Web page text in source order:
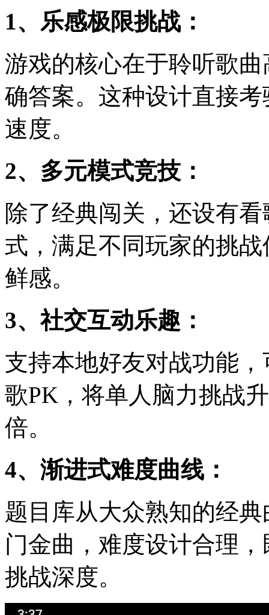
1、乐感极限挑战：
游戏的核心在于聆听歌
确答案。这种设计直接
速度。
2、多元模式竞技：
除了经典闯关，还设有
式，满足不同玩家的挑
鲜感。
3、社交互动乐趣：
支持本地好友对战功能
歌PK，将单人脑力挑战
倍。
4、渐进式难度曲线：
题目库从大众熟知的经
门金曲，难度设计合理
挑战深度。